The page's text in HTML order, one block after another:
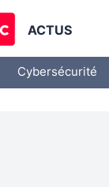
ACTUS
Cybersécurité